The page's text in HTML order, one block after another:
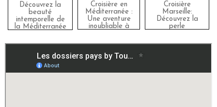
Découvrez la
beauté
intemporelle de
la Méditerranée
Croisière en
Croisière en
Méditerranée :
Une aventure
inoubliable à
Croisière
Marseille:
Découvrez la
perle